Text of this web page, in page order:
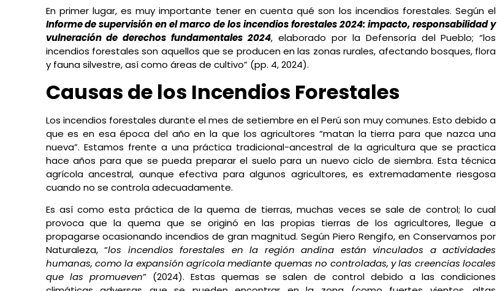
En primer lugar, es muy importante tener en cuenta qué son los incendios forestales. Según el
Informe de supervisión en el marco de los incendios forestales 2024: impacto, responsabilidad y
vulneración de derechos fundamentales 2024, elaborado por la Defensoría del Pueblo; “los
incendios forestales son aquellos que se producen en las zonas rurales, afectando bosques, flora
y fauna silvestre, así como áreas de cultivo” (pp. 4, 2024).
Causas de los Incendios Forestales
Los incendios forestales durante el mes de setiembre en el Perú son muy comunes. Esto debido a
que es en esa época del año en la que los agricultores “matan la tierra para que nazca una
nueva”. Estamos frente a una práctica tradicional-ancestral de la agricultura que se practica
hace años para que se pueda preparar el suelo para un nuevo ciclo de siembra. Esta técnica
agrícola ancestral, aunque efectiva para algunos agricultores, es extremadamente riesgosa
cuando no se controla adecuadamente.
Es así como esta práctica de la quema de tierras, muchas veces se sale de control; lo cual
provoca que la quema que se originó en las propias tierras de los agricultores, llegue a
propagarse ocasionando incendios de gran magnitud. Según Piero Rengifo, en Conservamos por
Naturaleza, “los incendios forestales en la región andina están vinculados a actividades
humanas, como la expansión agrícola mediante quemas no controladas, y las creencias locales
que las promueven” (2024). Estas quemas se salen de control debido a las condiciones